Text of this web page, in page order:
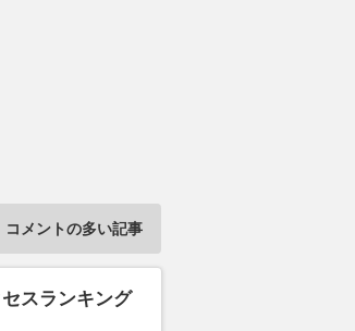
コメントの多い記事
スランキング